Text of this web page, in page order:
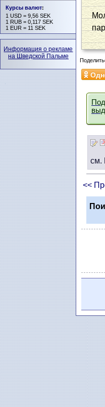
см.
<<
Курсы валют:
1 USD = 9,56 SEK
1 RUB = 0,117 SEK
1 EUR = 11 SEK
Информация о рекламе
на Шведской Пальме